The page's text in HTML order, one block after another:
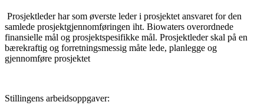
Prosjektleder har som øverste leder i prosjektet ansvaret for den
samlede prosjektgjennomføringen iht. Biowaters overordnede
finansielle mål og prosjektspesifikke mål. Prosjektleder skal på en
bærekraftig og forretningsmessig måte lede, planlegge og
gjennomføre prosjektet
Stillingens arbeidsoppgaver: